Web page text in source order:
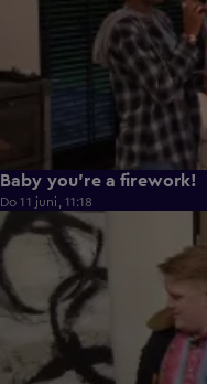
Baby you're a firework!
Do 11 juni, 11:18
0:43